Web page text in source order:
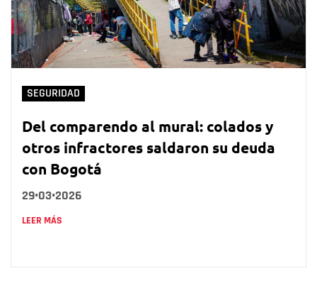
SEGURIDAD
Del comparendo al mural: colados y
otros infractores saldaron su deuda
con Bogotá
29•03•2026
LEER MÁS